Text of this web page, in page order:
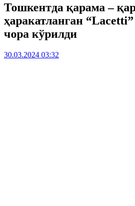
Тошкентда қарама –
ҳаракатланган
чора кўрилди
30.03.2024 03:32